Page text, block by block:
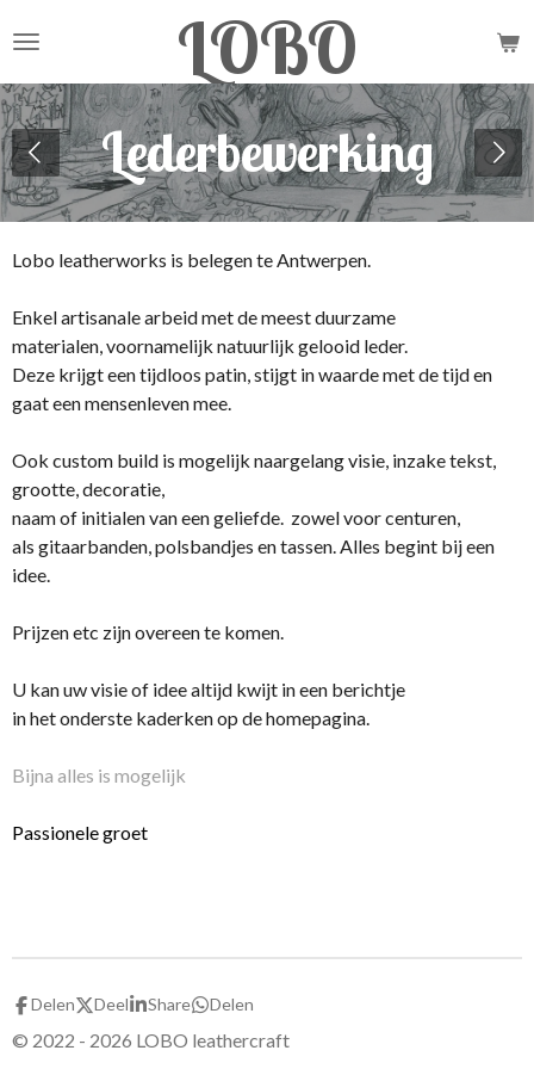
direct
naar
de
hoofdinhoud
LOBO
Lederbewerking
Lobo leatherworks is belegen te Antwerpen.
Enkel artisanale arbeid met de meest duurzame
materialen, voornamelijk natuurlijk gelooid leder.
Deze krijgt een tijdloos patin, stijgt in waarde met de tijd en
gaat een mensenleven mee.
Ook custom build is mogelijk naargelang visie, inzake tekst,
grootte, decoratie,
naam of initialen van een geliefde. zowel voor centuren,
als gitaarbanden, polsbandjes en tassen. Alles begint bij een
idee.
Prijzen etc zijn overeen te komen.
U kan uw visie of idee altijd kwijt in een berichtje
in het onderste kaderken op de homepagina.
Bijna alles is mogelijk
Passionele groet
Delen Deel Share Delen
© 2022 - 2026 LOBO leathercraft